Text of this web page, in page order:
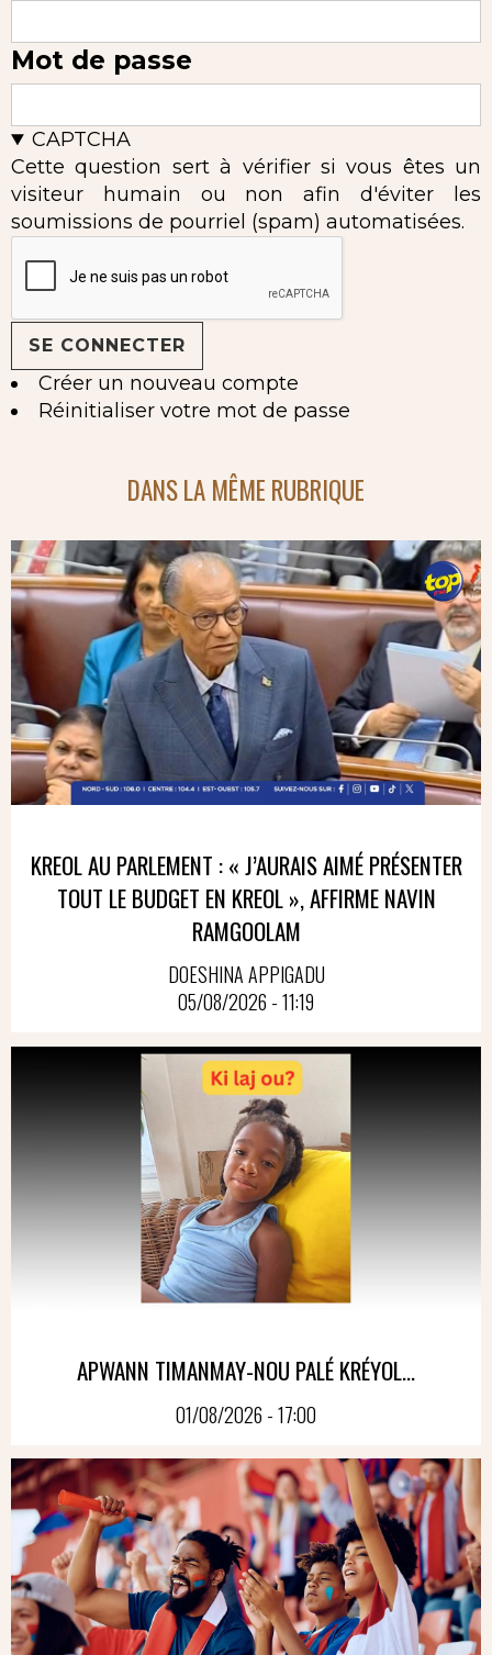
Mot de passe
CAPTCHA
Cette question sert à vérifier si vous êtes un
visiteur humain ou non afin d'éviter les
soumissions de pourriel (spam) automatisées.
Créer un nouveau compte
Réinitialiser votre mot de passe
DANS LA MÊME RUBRIQUE
KREOL AU PARLEMENT : « J’AURAIS AIMÉ PRÉSENTER
TOUT LE BUDGET EN KREOL », AFFIRME NAVIN
RAMGOOLAM
DOESHINA APPIGADU
05/08/2026 - 11:19
APWANN TIMANMAY-NOU PALÉ KRÉYOL...
01/08/2026 - 17:00